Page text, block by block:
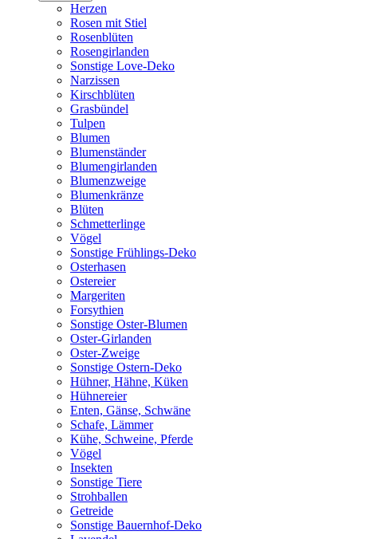
Herzen
Rosen mit Stiel
Rosenblüten
Rosengirlanden
Sonstige Love-Deko
Narzissen
Kirschblüten
Grasbündel
Tulpen
Blumen
Blumenständer
Blumengirlanden
Blumenzweige
Blumenkränze
Blüten
Schmetterlinge
Vögel
Sonstige Frühlings-Deko
Osterhasen
Ostereier
Margeriten
Forsythien
Sonstige Oster-Blumen
Oster-Girlanden
Oster-Zweige
Sonstige Ostern-Deko
Hühner, Hähne, Küken
Hühnereier
Enten, Gänse, Schwäne
Schafe, Lämmer
Kühe, Schweine, Pferde
Vögel
Insekten
Sonstige Tiere
Strohballen
Getreide
Sonstige Bauernhof-Deko